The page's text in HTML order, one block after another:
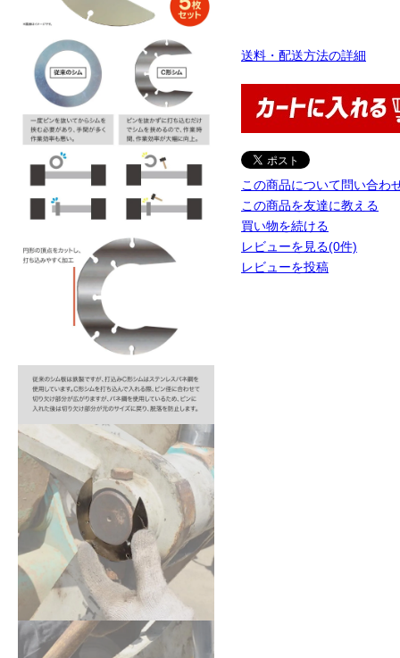
送料・配送方法の詳細
この商品について問い合わ
この商品を友達に教える
買い物を続ける
レビューを見る(0件)
レビューを投稿